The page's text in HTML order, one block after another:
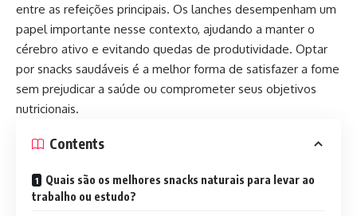
entre as refeições principais. Os lanches desempenham um
papel importante nesse contexto, ajudando a manter o
cérebro ativo e evitando quedas de produtividade. Optar
por snacks saudáveis é a melhor forma de satisfazer a fome
sem prejudicar a saúde ou comprometer seus objetivos
nutricionais.
Contents
Quais são os melhores snacks naturais para levar ao
trabalho ou estudo?